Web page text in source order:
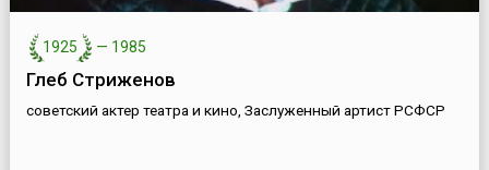
1925 — 1985
Глеб Стриженов
советский актер театра и кино, Заслуженный артист РСФСР